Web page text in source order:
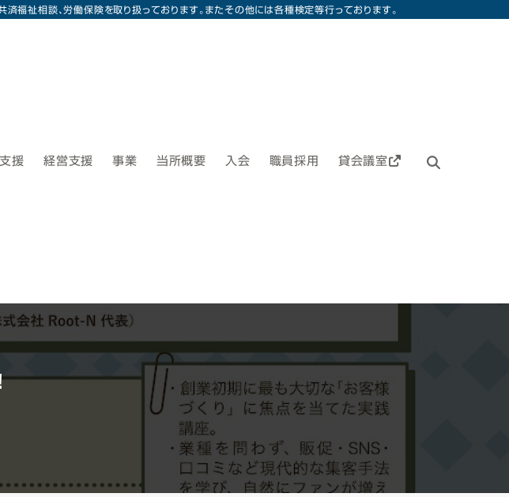
福祉相談、労働保険を取り扱っております。またその他には各種検定等行っております。
援 経営支援 事業 当所概要 入会 職員採用 貸会議室